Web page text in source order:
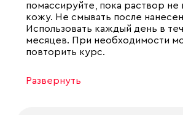
помассируйте, пока раствор не
кожу. Не смывать после
Использовать каждый день в
месяцев. При необходимости
повторить курс.
Развернуть